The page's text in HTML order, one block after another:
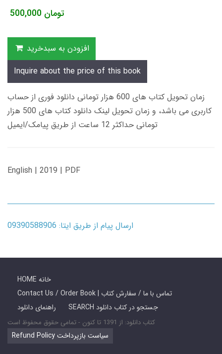
500,000 تومان
افزودن به سبدخرید
Inquire about the price of this book
زمان تحویل کتاب های 600 هزار تومانی دانلود فوری از حساب
کاربری می باشد، و زمان تحویل لینک دانلود کتاب های 500 هزار
تومانی حداکثر 12 ساعت از طریق پیامک/ایمیل
English | 2019 | PDF
ارسال پیام از طریق ایتا: 09390588906
HOME خانه
Contact Us / Order Book | تماس با ما / سفارش کتاب
راهنمای دانلود
SEARCH جستجو در کتاب دانلود
کتاب دانلود: از 1391 تا کنون - تمامی حقوق محفوظ است
Refund Policy سیاست بازپرداخت